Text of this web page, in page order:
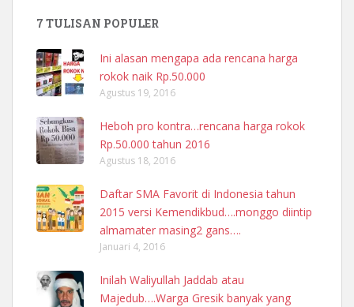
7 TULISAN POPULER
Ini alasan mengapa ada rencana harga
rokok naik Rp.50.000
Agustus 19, 2016
Heboh pro kontra…rencana harga rokok
Rp.50.000 tahun 2016
Agustus 18, 2016
Daftar SMA Favorit di Indonesia tahun
2015 versi Kemendikbud….monggo diintip
almamater masing2 gans….
Januari 4, 2016
Inilah Waliyullah Jaddab atau
Majedub….Warga Gresik banyak yang